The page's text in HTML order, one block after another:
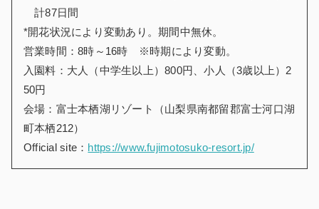
計87日間
*開花状況により変動あり。期間中無休。
営業時間：8時～16時 ※時期により変動。
入園料：大人（中学生以上）800円、小人（3歳以上）2
50円
会場：富士本栖湖リゾート（山梨県南都留郡富士河口湖
町本栖212）
Official site： https://www.fujimotosuko-resort.jp/